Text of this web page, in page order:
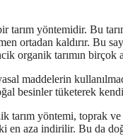
tarım yöntemidir. Bu
ortadan kaldırır. Bu
organik tarımın birçok
maddelerin
besinler tüketerek
tarım yöntemi, toprak ve
aza indirilir. Bu da